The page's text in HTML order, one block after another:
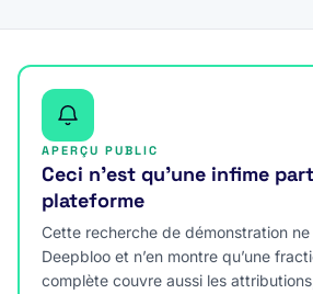
APERÇU PUBLIC
Ceci n’est qu’une infime
plateforme
Cette recherche de démonstration
Deepbloo et n’en montre qu’une
complète couvre aussi les